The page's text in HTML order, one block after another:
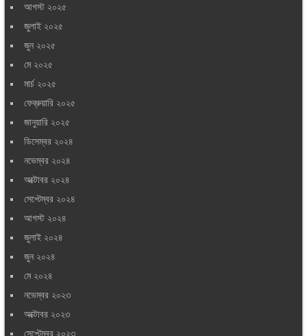
আগস্ট ২০২৫
জুলাই ২০২৫
জুন ২০২৫
মে ২০২৫
মার্চ ২০২৫
ফেব্রুয়ারি ২০২৫
জানুয়ারি ২০২৫
ডিসেম্বর ২০২৪
নভেম্বর ২০২৪
অক্টোবর ২০২৪
সেপ্টেম্বর ২০২৪
আগস্ট ২০২৪
জুলাই ২০২৪
জুন ২০২৪
মে ২০২৪
নভেম্বর ২০২৩
অক্টোবর ২০২৩
সেপ্টেম্বর ২০২৩